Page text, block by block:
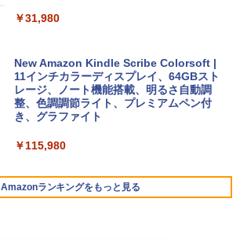
FMV ノートパソコン WE1-K3 (MS 365 P
ersonal/Copilotキー搭載/Win 11/15.6型/
Core i5/16GB/SSD 512GB/ホワイト) FM
VWK3E15W_AZ
￥139,880
ト): Java & Bedrock Edition | オンライ
￥3,600
ェクトリストと最新エミュレータ紹介
￥31,980
New Amazon Kindle Scribe Colorsoft |
11インチカラーディスプレイ、64GBスト
レージ、ノート機能搭載、明るさ自動調
整、色調調節ライト、プレミアムペン付
き、グラファイト
￥115,980
Amazonランキングをもっと見る